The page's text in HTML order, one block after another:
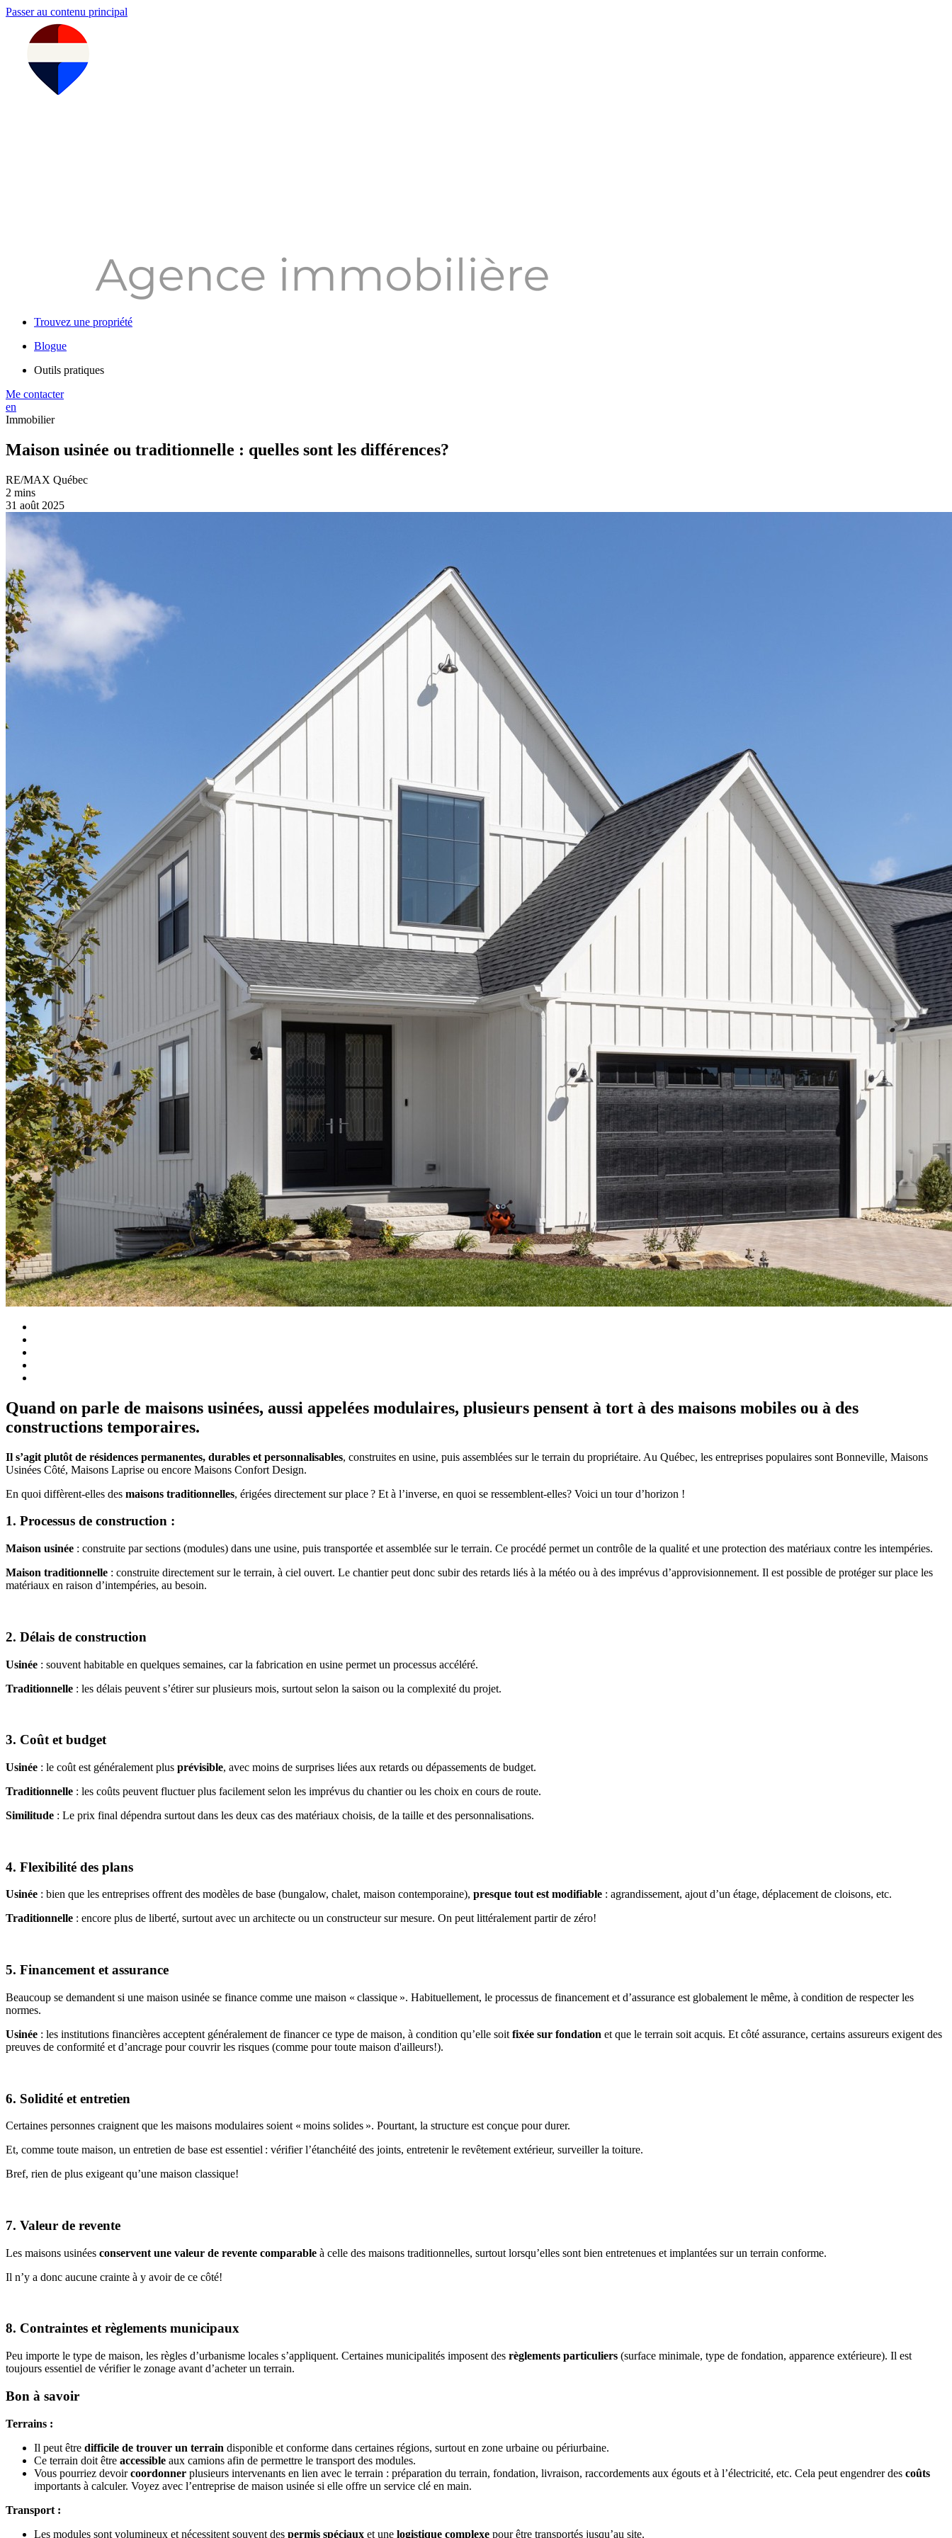
Passer au contenu principal
Trouvez une propriété
Blogue
Outils pratiques
Me contacter
en
Immobilier
Maison usinée ou traditionnelle : quelles sont les différences?
RE/MAX Québec
2 mins
31 août 2025
Quand on parle de maisons usinées, aussi appelées modulaires, plusieurs pensent à tort à des maisons mobiles ou à des
constructions temporaires.
Il s’agit plutôt de résidences permanentes, durables et personnalisables, construites en usine, puis assemblées sur le terrain du propriétaire. Au Québec, les entreprises populaires sont Bonneville, Maisons
Usinées Côté, Maisons Laprise ou encore Maisons Confort Design.
En quoi diffèrent-elles des maisons traditionnelles, érigées directement sur place ? Et à l’inverse, en quoi se ressemblent-elles? Voici un tour d’horizon !
1. Processus de construction :
Maison usinée : construite par sections (modules) dans une usine, puis transportée et assemblée sur le terrain. Ce procédé permet un contrôle de la qualité et une protection des matériaux contre les intempéries.
Maison traditionnelle : construite directement sur le terrain, à ciel ouvert. Le chantier peut donc subir des retards liés à la météo ou à des imprévus d’approvisionnement. Il est possible de protéger sur place les
matériaux en raison d’intempéries, au besoin.
2. Délais de construction
Usinée : souvent habitable en quelques semaines, car la fabrication en usine permet un processus accéléré.
Traditionnelle : les délais peuvent s’étirer sur plusieurs mois, surtout selon la saison ou la complexité du projet.
3. Coût et budget
Usinée : le coût est généralement plus prévisible, avec moins de surprises liées aux retards ou dépassements de budget.
Traditionnelle : les coûts peuvent fluctuer plus facilement selon les imprévus du chantier ou les choix en cours de route.
Similitude : Le prix final dépendra surtout dans les deux cas des matériaux choisis, de la taille et des personnalisations.
4. Flexibilité des plans
Usinée : bien que les entreprises offrent des modèles de base (bungalow, chalet, maison contemporaine), presque tout est modifiable : agrandissement, ajout d’un étage, déplacement de cloisons, etc.
Traditionnelle : encore plus de liberté, surtout avec un architecte ou un constructeur sur mesure. On peut littéralement partir de zéro!
5. Financement et assurance
Beaucoup se demandent si une maison usinée se finance comme une maison « classique ». Habituellement, le processus de financement et d’assurance est globalement le même, à condition de respecter les
normes.
Usinée : les institutions financières acceptent généralement de financer ce type de maison, à condition qu’elle soit fixée sur fondation et que le terrain soit acquis. Et côté assurance, certains assureurs exigent des
preuves de conformité et d’ancrage pour couvrir les risques (comme pour toute maison d'ailleurs!).
6. Solidité et entretien
Certaines personnes craignent que les maisons modulaires soient « moins solides ». Pourtant, la structure est conçue pour durer.
Et, comme toute maison, un entretien de base est essentiel : vérifier l’étanchéité des joints, entretenir le revêtement extérieur, surveiller la toiture.
Bref, rien de plus exigeant qu’une maison classique!
7. Valeur de revente
Les maisons usinées conservent une valeur de revente comparable à celle des maisons traditionnelles, surtout lorsqu’elles sont bien entretenues et implantées sur un terrain conforme.
Il n’y a donc aucune crainte à y avoir de ce côté!
8. Contraintes et règlements municipaux
Peu importe le type de maison, les règles d’urbanisme locales s’appliquent. Certaines municipalités imposent des règlements particuliers (surface minimale, type de fondation, apparence extérieure). Il est
toujours essentiel de vérifier le zonage avant d’acheter un terrain.
Bon à savoir
Terrains :
Il peut être difficile de trouver un terrain disponible et conforme dans certaines régions, surtout en zone urbaine ou périurbaine.
Ce terrain doit être accessible aux camions afin de permettre le transport des modules.
Vous pourriez devoircoordonner plusieurs intervenants en lien avec le terrain : préparation du terrain, fondation, livraison, raccordements aux égouts et à l’électricité, etc. Cela peut engendrer des coûts
importants à calculer. Voyez avec l’entreprise de maison usinée si elle offre un service clé en main.
Transport :
Les modules sont volumineux et nécessitent souvent des permis spéciaux et une logistique complexe pour être transportés jusqu’au site.